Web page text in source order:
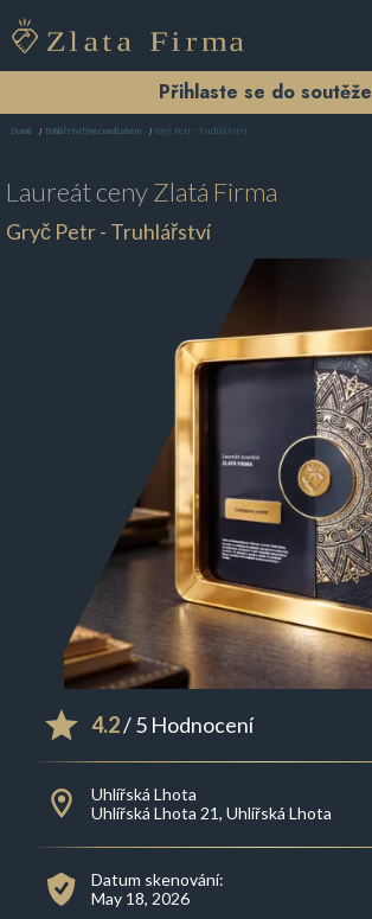
Přihlaste se do soutěže
Domů Truhlářství Týnec nad Labem Gryč Petr - Truhlářství
Laureát cenyZlatá Firma
Gryč Petr - Truhlářství
4.2/ 5 Hodnocení
Uhlířská Lhota
Uhlířská Lhota 21, Uhlířská Lhota
Datum skenování:
May 18, 2026